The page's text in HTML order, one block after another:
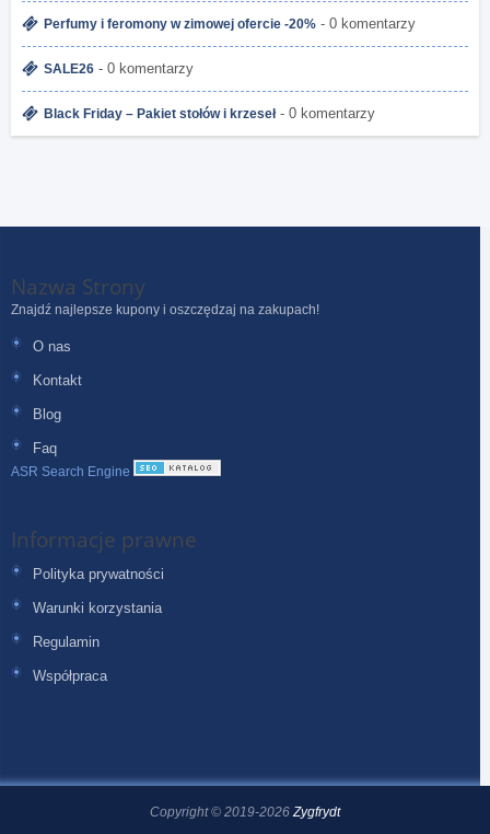
Perfumy i feromony w zimowej ofercie -20% - 0 komentarzy
SALE26 - 0 komentarzy
Black Friday – Pakiet stołów i krzeseł- 0 komentarzy
Nazwa Strony
Znajdź najlepsze kupony i oszczędzaj na zakupach!
O nas
Kontakt
Blog
Faq
ASR Search Engine
Informacje prawne
Polityka prywatności
Warunki korzystania
Regulamin
Współpraca
Copyright © 2019-2026 Zygfrydt